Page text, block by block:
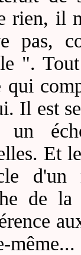
rien, il
pas,
".
qui
Il est
un
Et
de la
même...